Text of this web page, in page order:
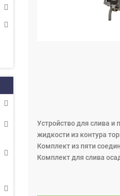
Устройство для слива и
жидкости из контура
Комплект из пяти
Комплект для слива